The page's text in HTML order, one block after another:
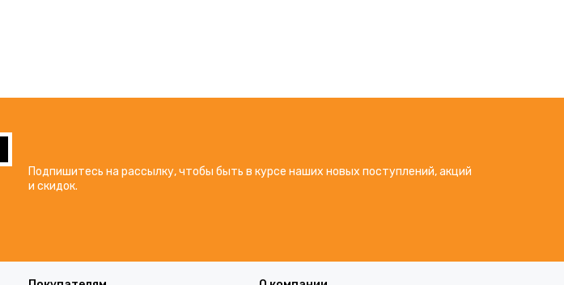
Подпишитесь на рассылку, чтобы быть в курсе наших новых поступлений, акций
и скидок.